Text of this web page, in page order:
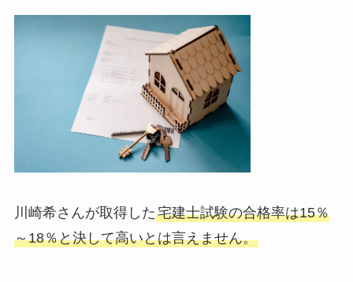
川崎希さんが取得した宅建士試験の合格率は15％
～18％と決して高いとは言えません。